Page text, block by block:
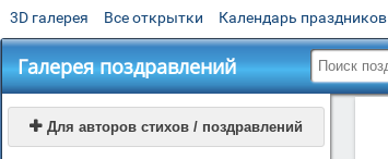
3D галерея Все открытки Календарь праздников
Галерея поздравлений
 Для авторов стихов / поздравлений